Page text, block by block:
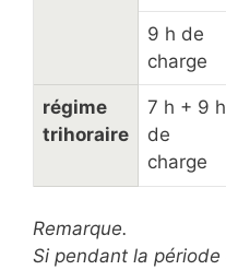
9 h de
charge
régime
trihoraire
7 h + 9 h
de
charge
Remarque.
Si pendant la